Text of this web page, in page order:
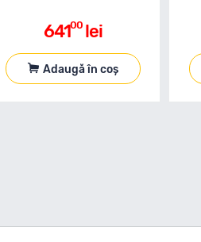
64100 lei
Adaugă în coș